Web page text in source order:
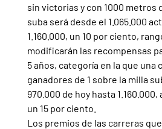
sin victorias y con 1000 metros
suba será desde el 1.065.000
1.160.000, un 10 por ciento,
modificarán las recompensas
5 años, categoría en la que una
ganadores de 1 sobre la milla
970.000 de hoy hasta
un 15 por ciento.
Los premios de las carreras